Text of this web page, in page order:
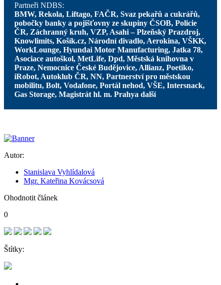
Partneři NDBS:
BMW, Rekola, Liftago, FAČR, Svaz pekařů a cukrářů,
pobočky banky a pojišťovny ze skupiny ČSOB, Policie
ČR, Záchranný kruh, VZP, Asahi – Plzeňský Prazdroj,
Knowlimits, Košík.cz, Národní divadlo, Aerokina, VŠKK,
WorkLounge, Hyundai Motor Manufacturing, Jatka 78,
Asociace autoškol, MetLife, Dpd, Městská knihovna v
Praze, Nemocnice České Budějovice, Allianz, Poetiko,
iRobot, Autoklub ČR, NN, Partnerstvípro městskou
mobilitu, Bolt, Vodafone, Portál nehod, VŠE, Intersnack,
Gas Storage, Magistrát hl. m. Prahya další
Autor:
Stanislava Vyhlídalová
Mgr. Kateřina Kovácsová
Ohodnotit článek
0
Štítky: